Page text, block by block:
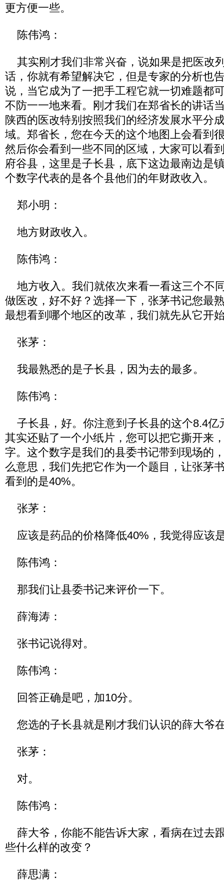
更方便一些。
陈伟鸿：
其实刚才我们非常兴奋，说如果是把医改
话，你就有希望解决它，但是专家的分析也
说，当它成为了一把手工程它就一切难题都
不防一一地来看。刚才我们在郑省长的讲话
陕西的医改特别按照我们的经济发展水平分
域。郑省长，您在今天的这个地图上会看到
然后你会看到一些不同的区域，大家可以看
府谷县，这里是子长县，底下这边最南边是
个数字代表的是各个县他们的年财政收入。
郑小明：
地方财政收入。
陈伟鸿：
地方收入。我们就依次来看一看这三个不
做医改，好不好？选择一下，张茅书记您最
最想看到哪个地区的改革，我们就先从它开
张茅：
我最熟悉的是子长县，因为去的最多。
陈伟鸿：
子长县，好。你注意到子长县的这个8.4亿
其实还贴了一个小纸片，您可以把它撕开来
字。这个数字是我们的县委书记带到现场的
么意思，我们先把它作为一个题目，让张茅
看到的是40%。
张茅：
应该是药品的价格降低40%，我觉得应该
陈伟鸿：
那我们让县委书记来评价一下。
薛海涛：
张书记说得对。
陈伟鸿：
回答正确是吧，加10分。
您选的子长县就是刚才我们认识的薛大爷
张茅：
对。
陈伟鸿：
薛大爷，你能不能告诉大家，看病在过去
些什么样的改变？
薛思满：